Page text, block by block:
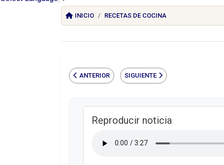
INICIO RECETAS DE COCINA
ANTERIOR SIGUIENTE
Reproducir noticia